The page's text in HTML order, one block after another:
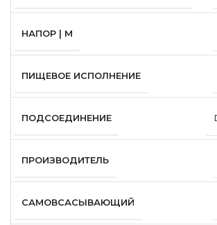
НАПОР | М
ПИЩЕВОЕ ИСПОЛНЕНИЕ
ПОДСОЕДИНЕНИЕ
ПРОИЗВОДИТЕЛЬ
САМОВСАСЫВАЮЩИЙ